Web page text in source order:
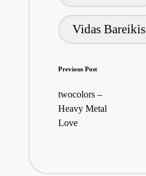
Vidas Bareikis
Post
navigation
Previous Post
twocolors –
Heavy Metal
Love